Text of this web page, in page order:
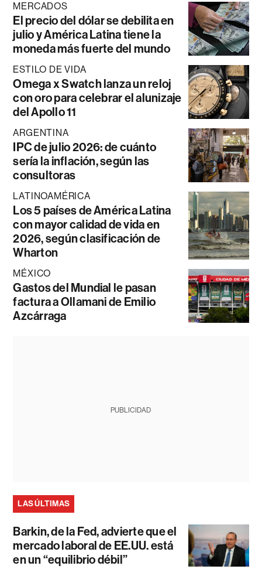
MERCADOS
El precio del dólar se debilita en
julio y América Latina tiene la
moneda más fuerte del mundo
ESTILO DE VIDA
Omega x Swatch lanza un reloj
con oro para celebrar el alunizaje
del Apollo 11
ARGENTINA
IPC de julio 2026: de cuánto
sería la inflación, según las
consultoras
LATINOAMÉRICA
Los 5 países de América Latina
con mayor calidad de vida en
2026, según clasificación de
Wharton
MÉXICO
Gastos del Mundial le pasan
factura a Ollamani de Emilio
Azcárraga
PUBLICIDAD
LAS ÚLTIMAS
Barkin, de la Fed, advierte que el
mercado laboral de EE.UU. está
en un “equilibrio débil”